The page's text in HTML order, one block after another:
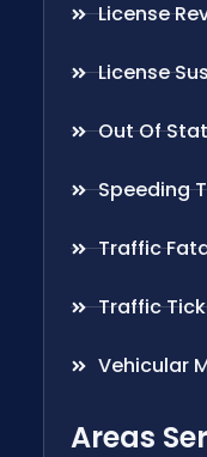
License
License
Out Of
Speeding
Traffic
Traffic
Vehicular
Areas